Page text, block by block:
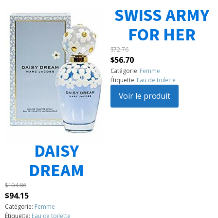
DAISY
DREAM
$104.86
Le
prix
$94.15Le
prix
Catégorie: Femme
Étiquette: Eau de toilette
SWISS ARMY
FOR HER
$72.76
Le
prix
initial
était :
$72.76.
$56.70Le
prix
actuel
est :
$56.70.
Catégorie: Femme
Étiquette: Eau de toilette
Voir le produit